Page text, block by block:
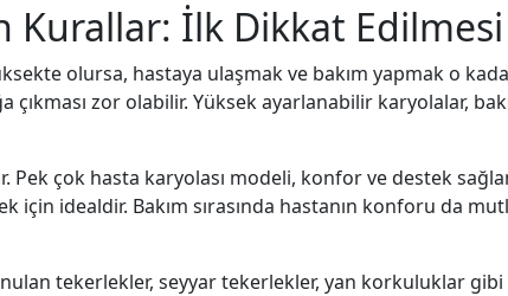
Kurallar: İlk Dikkat
olursa, hastaya ulaşmak ve bakım yapmak o
çıkması zor olabilir. Yüksek ayarlanabilir karyolalar,
Pek çok hasta karyolası modeli, konfor ve destek
idealdir. Bakım sırasında hastanın konforu da
tekerlekler, seyyar tekerlekler, yan korkuluklar